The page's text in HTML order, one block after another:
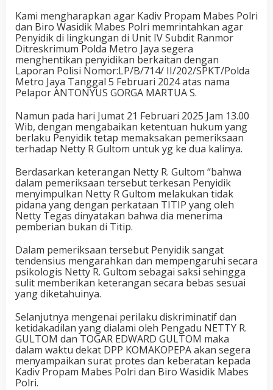
Kami mengharapkan agar Kadiv Propam Mabes Polri
dan Biro Wasidik Mabes Polri memrintahkan agar
Penyidik di lingkungan di Unit IV Subdit Ranmor
Ditreskrimum Polda Metro Jaya segera
menghentikan penyidikan berkaitan dengan
Laporan Polisi Nomor:LP/B/714/ II/202/SPKT/Polda
Metro Jaya Tanggal 5 Februari 2024 atas nama
Pelapor ANTONYUS GORGA MARTUA S.
Namun pada hari Jumat 21 Februari 2025 Jam 13.00
Wib, dengan mengabaikan ketentuan hukum yang
berlaku Penyidik tetap memaksakan pemeriksaan
terhadap Netty R Gultom untuk yg ke dua kalinya.
Berdasarkan keterangan Netty R. Gultom “bahwa
dalam pemeriksaan tersebut terkesan Penyidik
menyimpulkan Netty R Gultom melakukan tidak
pidana yang dengan perkataan TITIP yang oleh
Netty Tegas dinyatakan bahwa dia menerima
pemberian bukan di Titip.
Dalam pemeriksaan tersebut Penyidik sangat
tendensius mengarahkan dan mempengaruhi secara
psikologis Netty R. Gultom sebagai saksi sehingga
sulit memberikan keterangan secara bebas sesuai
yang diketahuinya.
Selanjutnya mengenai perilaku diskriminatif dan
ketidakadilan yang dialami oleh Pengadu NETTY R.
GULTOM dan TOGAR EDWARD GULTOM maka
dalam waktu dekat DPP KOMAKOPEPA akan segera
menyampaikan surat protes dan keberatan kepada
Kadiv Propam Mabes Polri dan Biro Wasidik Mabes
Polri.